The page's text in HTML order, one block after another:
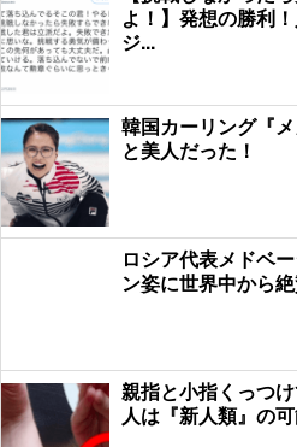
よ！】発想の勝利
ジ...
韓国カーリング『
と美人だった！
ロシア代表メドベ
ン姿に世界中から
親指と小指くっつ
人は『新人類』の